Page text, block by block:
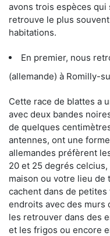
avons trois espèces qui
retrouve le plus
habitations.
En premier, nous
(allemande) à Romilly-
Cette race de blattes a
avec deux bandes
de quelques
antennes, ont une
allemandes préfèrent
20 et 25 degrés
maison ou votre lieu de
cachent dans de
endroits avec des murs
les retrouver dans des
et les frigos ou encore